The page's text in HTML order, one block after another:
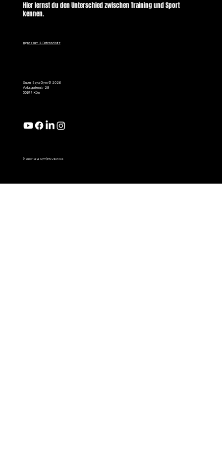
Hier lernst du den Unterschied zwischenTrainingund Sport
kennen.
Super Saya Gym © 2026
Volksgartenstr 28
50677 Köln
Impressum & Datenschutz
© Super Saya Gym| Inh. Ozan Tas